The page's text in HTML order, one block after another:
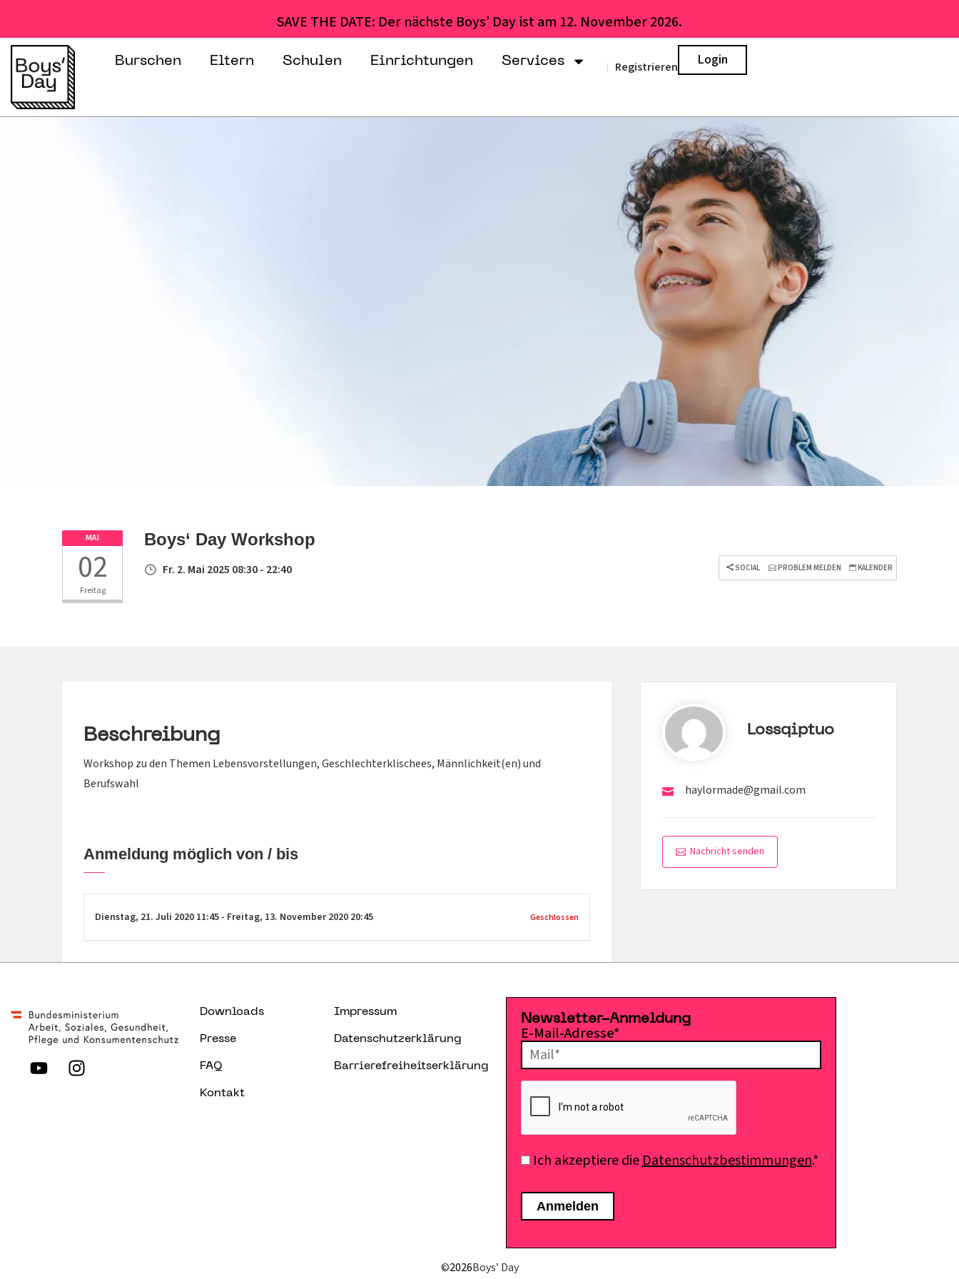
SAVE THE DATE: Der nächste Boys’ Day ist am 12. November 2026.
Burschen Eltern Schulen Einrichtungen Services | Registrieren Login
MAI
02
Freitag
Boys‘ Day Workshop
Fr. 2. Mai 2025 08:30 - 22:40 SOCIAL PROBLEM MELDEN KALENDER
Beschreibung
Workshop zu den Themen Lebensvorstellungen, Geschlechterklischees, Männlichkeit(en) und
Berufswahl
Anmeldung möglich von / bis
Dienstag, 21. Juli 2020 11:45 - Freitag, 13. November 2020 20:45 Geschlossen
Lossqiptuo
haylormade@gmail.com
Nachricht senden
Downloads
Presse
FAQ
Kontakt
Impressum
Datenschutzerklärung
Barrierefreiheitserklärung
Newsletter-Anmeldung
E-Mail-Adresse*
Ich akzeptiere dieDatenschutzbestimmungen.*
©2026Boys’ Day